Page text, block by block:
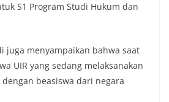
S1 Program Studi Hukum dan
juga menyampaikan bahwa saat
UIR yang sedang melaksanakan
beasiswa dari negara